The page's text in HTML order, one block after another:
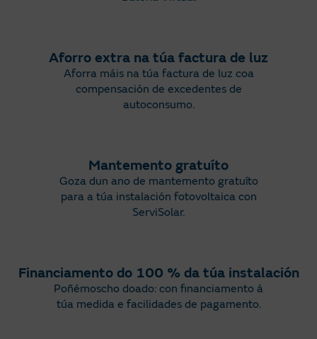
Aforro extra na túa factura de luz
Aforra máis na túa factura de luz coa
compensación de excedentes de
autoconsumo.
Mantemento gratuíto
Goza dun ano de mantemento gratuíto
para a túa instalación fotovoltaica con
ServiSolar.​
Financiamento do 100 % da túa instalación
Poñémoscho doado: con financiamento á
túa medida e facilidades de pagamento.